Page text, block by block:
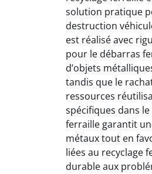
solution pratique
destruction
est réalisé avec
pour le débarras
d’objets
tandis que le
ressources
spécifiques dans le
ferraille garantit
métaux tout en
liées au recyclage
durable aux